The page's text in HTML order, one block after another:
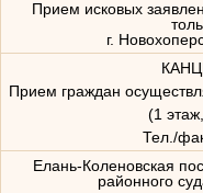
Прием исковых
г.
Прием граждан
(1
Тел./
Елань-Коленовская
районного